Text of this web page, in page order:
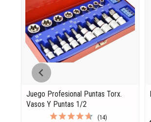
Juego Profesional Puntas Torx.
Vasos Y Puntas 1/2
(14)